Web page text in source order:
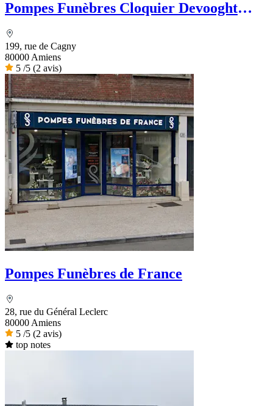
Pompes Funèbres Cloquier Devooght
199, rue de Cagny
80000 Amiens
5 /5 (2 avis)
Pompes Funèbres de France
28, rue du Général Leclerc
80000 Amiens
5 /5 (2 avis)
top notes